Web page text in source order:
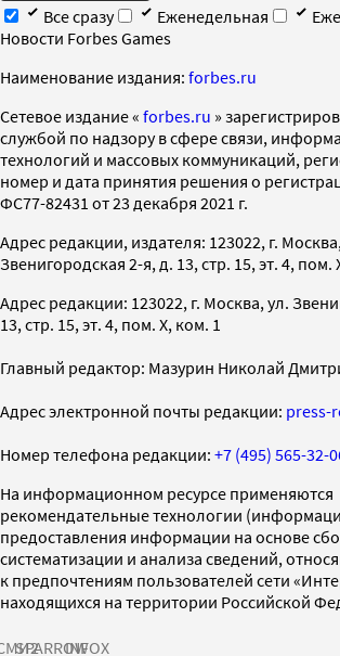
Все сразу
Еженедельная
Новости Forbes Games
Наименование издания: forbes.ru
Cетевое издание « forbes.ru »
службой по надзору в сфере связи,
технологий и массовых коммуникаций,
номер и дата принятия решения о
ФС77-82431 от 23 декабря 2021 г.
Адрес редакции, издателя: 123022, г.
Звенигородская 2-я, д. 13, стр. 15, эт. 4, пом.
Адрес редакции: 123022, г. Москва, ул.
13, стр. 15, эт. 4, пом. X, ком. 1
Главный редактор: Мазурин Николай
Адрес электронной почты редакции: press-
Номер телефона редакции: +7 (495) 565-32-
На информационном ресурсе применяются
рекомендательные технологии
предоставления информации на основе
систематизации и анализа сведений,
к предпочтениям пользователей сети
находящихся на территории Российской
SPARROWINFOX